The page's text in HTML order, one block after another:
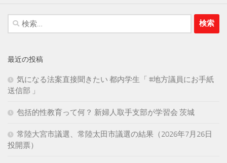
検
索:
最近の投稿
気になる法案直接聞きたい 都内学生「 #地方議員にお手紙
送信部 」
包括的性教育って何？ 新婦人取手支部が学習会 茨城
常陸大宮市議選、常陸太田市議選の結果（2026年7月26日
投開票）